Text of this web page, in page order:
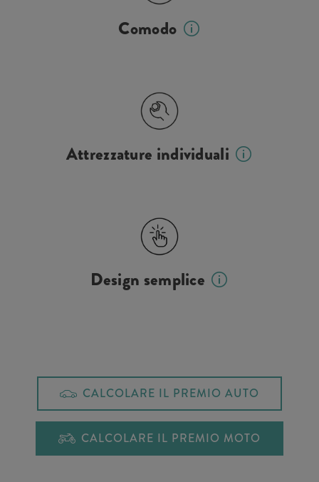
Comodo
Attrezzature individuali
Design semplice
CALCOLARE IL PREMIO AUTO
CALCOLARE IL PREMIO MOTO